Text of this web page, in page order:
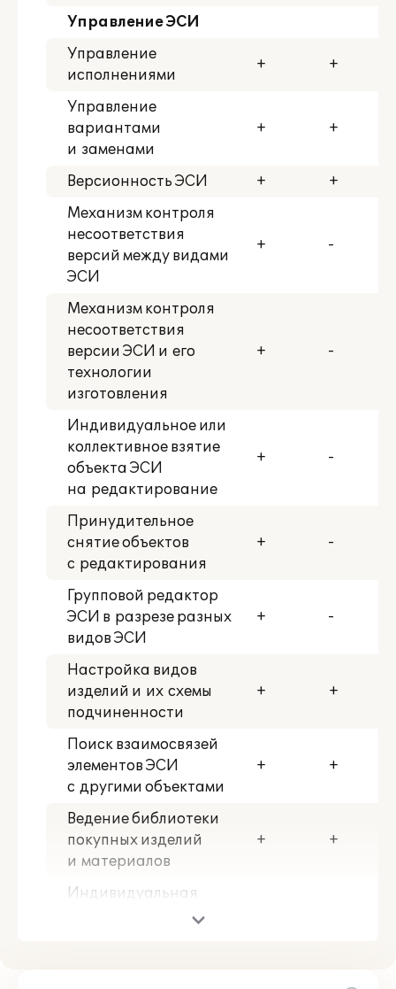
Управление ЭСИ
Управление
исполнениями
+ +
Управление
вариантами
и заменами
+ +
Версионность ЭСИ +
+
Механизм контроля
несоответствия
версий между видами
ЭСИ
+ -
Механизм контроля
несоответствия
версии ЭСИ и его
технологии
изготовления
+ -
Индивидуальное или
коллективное взятие
объекта ЭСИ
на редактирование
+ -
Принудительное
снятие объектов
с редактирования
+ -
Групповой редактор
ЭСИ в разрезе разных
видов ЭСИ
+ -
Настройка видов
изделий и их схемы
подчиненности
+ +
Поиск взаимосвязей
элементов ЭСИ
с другими объектами
+ +
Ведение библиотеки
покупных изделий
и материалов
+ +
Индивидуальная